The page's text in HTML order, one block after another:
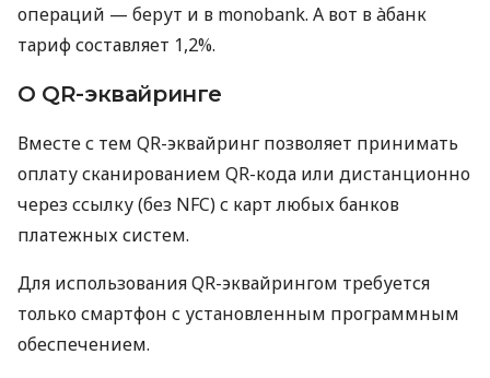
операций — берут и в monobank. А вот в àбанк
тариф составляет 1,2%.
О QR-эквайринге
Вместе с тем QR-эквайринг позволяет принимать
оплату сканированием QR-кода или дистанционно
через ссылку (без NFC) с карт любых банков
платежных систем.
Для использования QR-эквайрингом требуется
только смартфон с установленным программным
обеспечением.